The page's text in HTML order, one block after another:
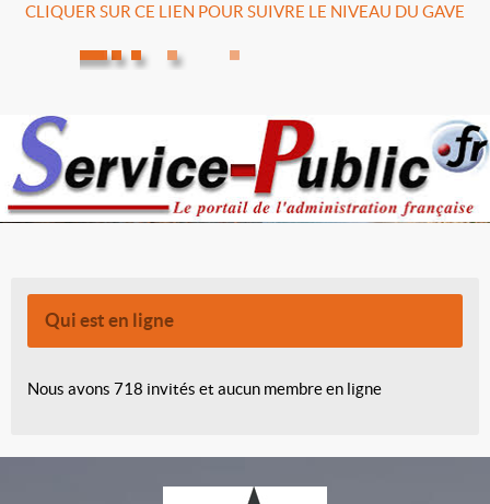
CLIQUER SUR CE LIEN POUR SUIVRE LE NIVEAU DU GAVE
Qui est en ligne
Nous avons 718 invités et aucun membre en ligne